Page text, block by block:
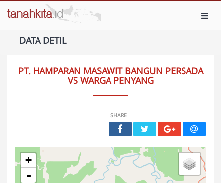
DATA DETIL
PT. HAMPARAN MASAWIT BANGUN PERSADA
VS WARGA PENYANG
SHARE
+
-